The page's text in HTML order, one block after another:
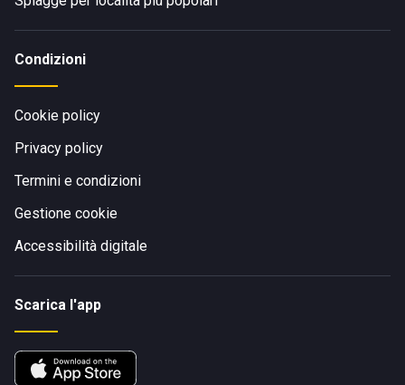
Condizioni
Cookie policy
Privacy policy
Termini e condizioni
Gestione cookie
Accessibilità digitale
Scarica l'app